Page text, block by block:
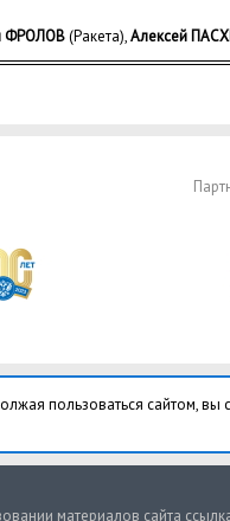
ФРОЛОВ(Ракета),Алексей
пользоваться сайтом, вы
материалов сайта